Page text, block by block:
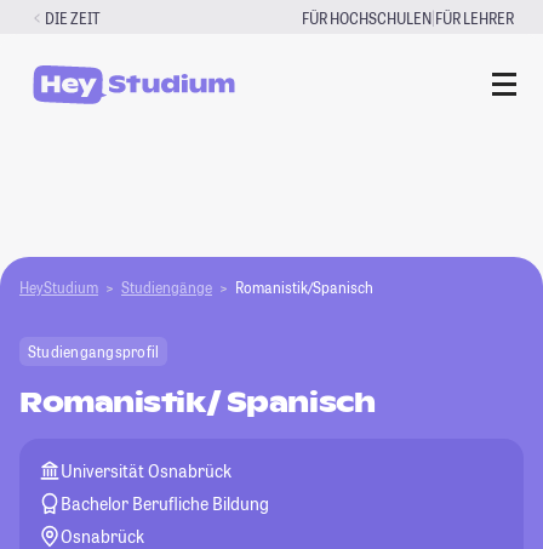
Zum
springen
DIE ZEIT FÜR HOCHSCHULEN|FÜR LEHRER
HeyStudium Studiengänge Romanistik/Spanisch
Studiengangsprofil
Romanistik/ Spanisch
Universität Osnabrück
Bachelor Berufliche Bildung
Osnabrück